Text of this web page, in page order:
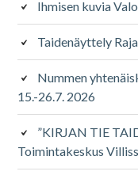
Ihmisen kuvia
Taidenäyttely
Nummen
15.-26.7. 2026
”KIRJAN TIE
Toimintakeskus